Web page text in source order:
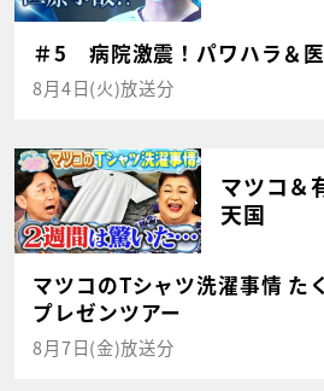
＃5 病院激震！パワハラ＆
8月4日(火)放送分
マツコ＆
天国
マツコのTシャツ洗濯事情 た
プレゼンツアー
8月7日(金)放送分